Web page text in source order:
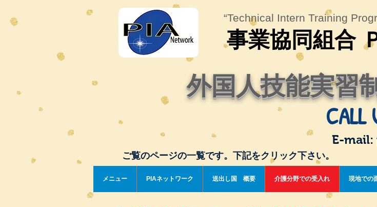
“Technical Intern Training
事業協同組合
メニュー PIAネットワーク 送出し国 概要 介護分野での受入れ 現地での
外国人技能実習
ご覧のページの一覧です。下記をクリック下さい。
E-mail: